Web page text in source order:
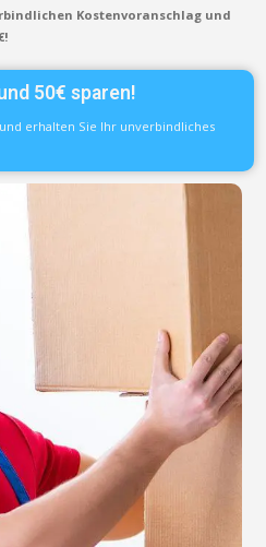
Kostenvoranschlag und
50€ sparen!
erhalten Sie Ihr unverbindliches